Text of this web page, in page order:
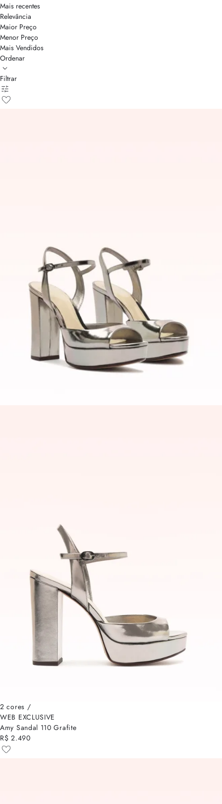
Mais recentes
Relevância
Maior Preço
Menor Preço
Mais Vendidos
Ordenar
Filtrar
2 cores /
WEB EXCLUSIVE
Amy Sandal 110 Grafite
R$ 2.490